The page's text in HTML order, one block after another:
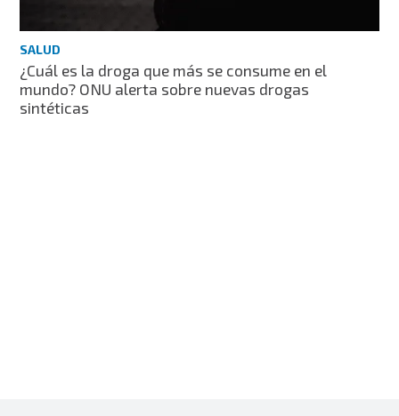
SALUD
¿Cuál es la droga que más se consume en el
mundo? ONU alerta sobre nuevas drogas
sintéticas